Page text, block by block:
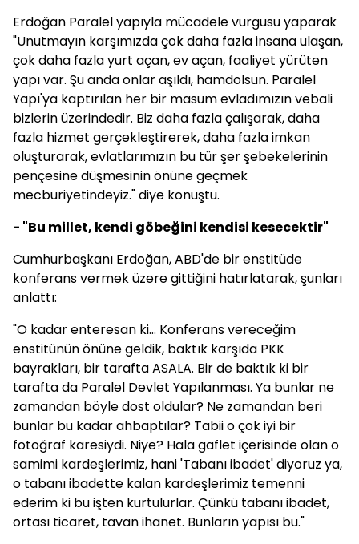
Erdoğan Paralel yapıyla mücadele vurgusu yaparak
"Unutmayın karşımızda çok daha fazla insana ulaşan,
çok daha fazla yurt açan, ev açan, faaliyet yürüten
yapı var. Şu anda onlar aşıldı, hamdolsun. Paralel
Yapı'ya kaptırılan her bir masum evladımızın vebali
bizlerin üzerindedir. Biz daha fazla çalışarak, daha
fazla hizmet gerçekleştirerek, daha fazla imkan
oluşturarak, evlatlarımızın bu tür şer şebekelerinin
pençesine düşmesinin önüne geçmek
mecburiyetindeyiz." diye konuştu.
- "Bu millet, kendi göbeğini kendisi kesecektir"
Cumhurbaşkanı Erdoğan, ABD'de bir enstitüde
konferans vermek üzere gittiğini hatırlatarak, şunları
anlattı:
"O kadar enteresan ki... Konferans vereceğim
enstitünün önüne geldik, baktık karşıda PKK
bayrakları, bir tarafta ASALA. Bir de baktık ki bir
tarafta da Paralel Devlet Yapılanması. Ya bunlar ne
zamandan böyle dost oldular? Ne zamandan beri
bunlar bu kadar ahbaptılar? Tabii o çok iyi bir
fotoğraf karesiydi. Niye? Hala gaflet içerisinde olan o
samimi kardeşlerimiz, hani 'Tabanı ibadet' diyoruz ya,
o tabanı ibadette kalan kardeşlerimiz temenni
ederim ki bu işten kurtulurlar. Çünkü tabanı ibadet,
ortası ticaret, tavan ihanet. Bunların yapısı bu."